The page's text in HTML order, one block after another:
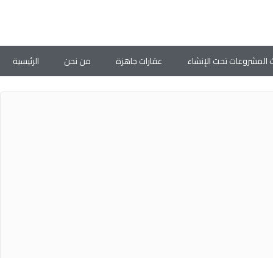
الرئيسية من نحن عقارات جاهزة المشروعات تحت الإنشاء